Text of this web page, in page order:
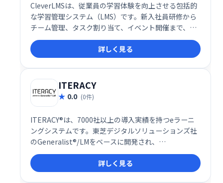
CleverLMSは、従業員の学習体験を向上させる包括的
な学習管理システム（LMS）です。新入社員研修から
チーム管理、タスク割り当て、イベント開催まで、組
織の学習ニーズを網羅します。ゲーミフィケーション
やフィードバック機能でエンゲージメントを高め、ダ
ッシュボードによるデータ分析で効果的な意思決定を
支援します。直感的なUI、モバイル対応、カスタムブ
ランディングにも対応。よりスマートで効率的な職場
を実現します。
詳しく見る
ITERACY
0.0 (0件)
ITERACY®は、7000社以上の導入実績を持つeラーニ
ングシステムです。東芝デジタルソリューションズ社
のGeneralist®/LMをベースに開発され、
LMS(Learning Management System)として、企業
の学習・研修ニーズに対応します。効率的な学習環境
を提供し、従業員のスキルアップを支援します。
詳しく見る